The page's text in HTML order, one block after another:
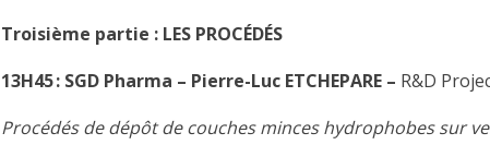
Troisième partie : LES PROCÉDÉS
13H45: SGD Pharma – Pierre-Luc ETCHEPARE – R&D
Procédés de dépôt de couches minces hydrophobes sur